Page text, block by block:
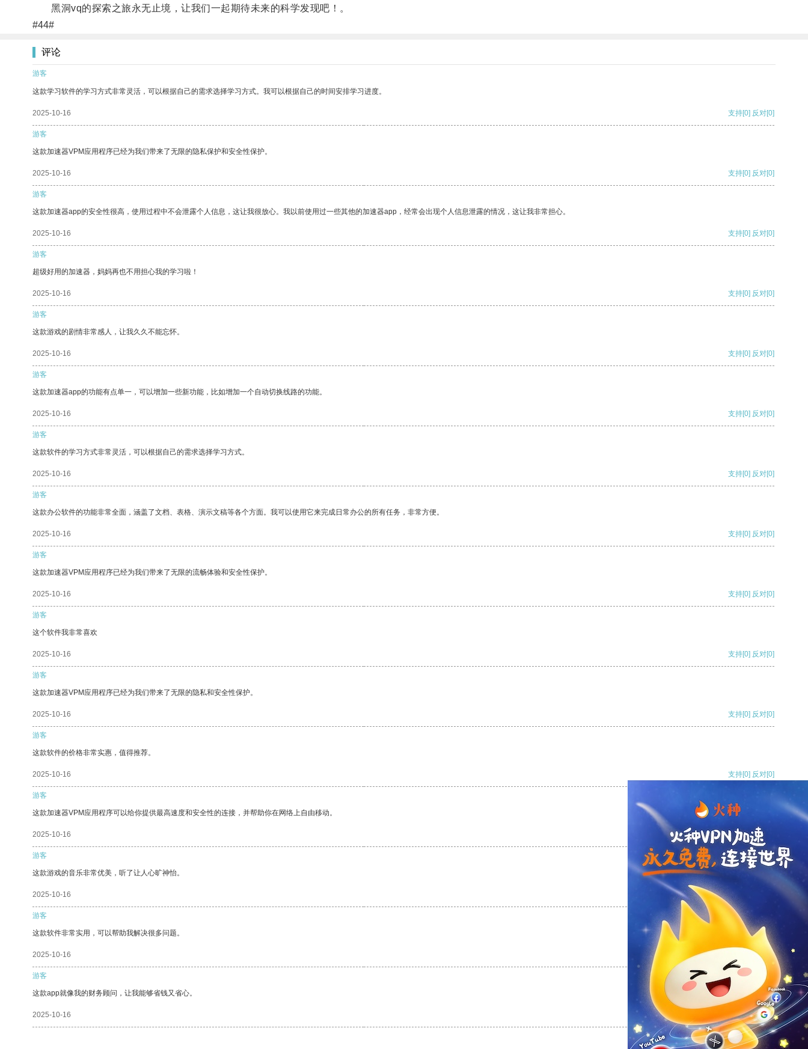
黑洞vq的探索之旅永无止境，让我们一起期待未来的科学发现吧！。
#44#
评论
游客
这款学习软件的学习方式非常灵活，可以根据自己的需求选择学习方式。我可以根据自己的时间安排学习进度。
2025-10-16 支持[0] 反对[0]
游客
这款加速器VPM应用程序已经为我们带来了无限的隐私保护和安全性保护。
2025-10-16 支持[0] 反对[0]
游客
这款加速器app的安全性很高，使用过程中不会泄露个人信息，这让我很放心。我以前使用过一些其他的加速器app，经常会出现个人信息泄露的情况，这让我非常担心。
2025-10-16 支持[0] 反对[0]
游客
超级好用的加速器，妈妈再也不用担心我的学习啦！
2025-10-16 支持[0] 反对[0]
游客
这款游戏的剧情非常感人，让我久久不能忘怀。
2025-10-16 支持[0] 反对[0]
游客
这款加速器app的功能有点单一，可以增加一些新功能，比如增加一个自动切换线路的功能。
2025-10-16 支持[0] 反对[0]
游客
这款软件的学习方式非常灵活，可以根据自己的需求选择学习方式。
2025-10-16 支持[0] 反对[0]
游客
这款办公软件的功能非常全面，涵盖了文档、表格、演示文稿等各个方面。我可以使用它来完成日常办公的所有任务，非常方便。
2025-10-16 支持[0] 反对[0]
游客
这款加速器VPM应用程序已经为我们带来了无限的流畅体验和安全性保护。
2025-10-16 支持[0] 反对[0]
游客
这个软件我非常喜欢
2025-10-16 支持[0] 反对[0]
游客
这款加速器VPM应用程序已经为我们带来了无限的隐私和安全性保护。
2025-10-16 支持[0] 反对[0]
游客
这款软件的价格非常实惠，值得推荐。
2025-10-16 支持[0] 反对[0]
游客
这款加速器VPM应用程序可以给你提供最高速度和安全性的连接，并帮助你在网络上自由移动。
2025-10-16 支持[0] 反对
游客
这款游戏的音乐非常优美，听了让人心旷神怡。
2025-10-16 支持
游客
这款软件非常实用，可以帮助我解决很多问题。
2025-10-16 反对 [0]
游客
这款app就像我的财务顾问，让我能够省钱又省心。
2025-10-16 支持[0] 反对[0]